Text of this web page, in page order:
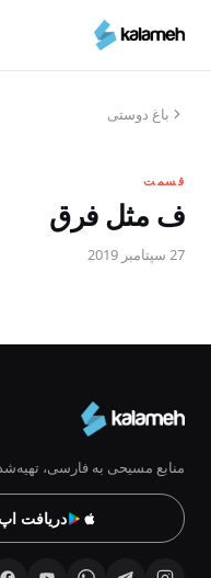
محتوای
باغ دوستی
قسمت
ف مثل فرق
27 سپتامبر 2019
منابع مسیحی به فارسی،
دریافت اپ